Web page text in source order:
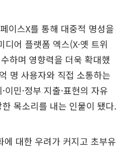
이스X를 통해 대중적 명성을
어 플랫폼 엑스(X·옛 트위
하며 영향력을 더욱 확대했
명 사용자와 직접 소통하는
민·정부 지출·표현의 자유
목소리를 내는 인물이 됐다.
에 대한 우려가 커지고 초부유